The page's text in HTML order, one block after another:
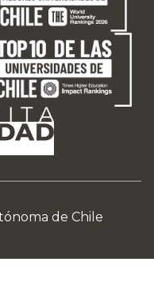
de Chile